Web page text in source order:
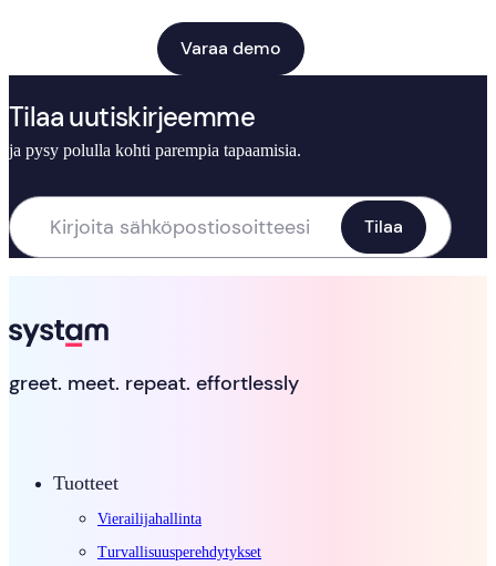
Varaa demo
Tilaa uutiskirjeemme
ja pysy polulla kohti parempia tapaamisia.
greet. meet. repeat. effortlessly
Tuotteet
Vierailijahallinta
Turvallisuusperehdytykset